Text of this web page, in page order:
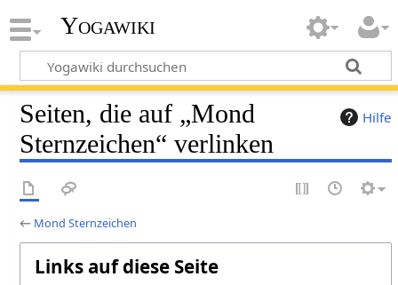
Yogawiki
Hilfe
Seiten, die auf „Mond
Sternzeichen“ verlinken
← Mond Sternzeichen
Links auf diese Seite